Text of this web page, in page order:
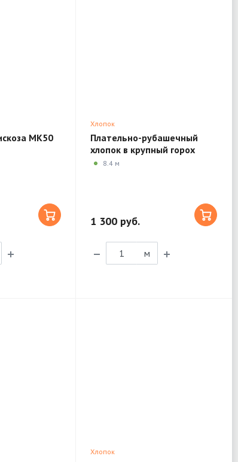
MK50
Хлопок
Плательно-рубашечный
хлопок в крупный горох
2TL18
8.4 м
1 300 руб.
м
Хлопок